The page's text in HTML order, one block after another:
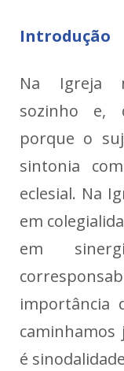
Introdução
Na Igreja
sozinho e,
porque o
sintonia
eclesial. Na
em
em
importância
é